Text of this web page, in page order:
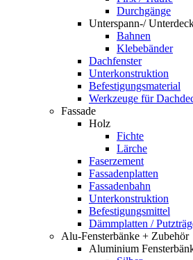
Durchgänge
Unterspann-/
Bahnen
Klebebänder
Dachfenster
Unterkonstruktion
Befestigungsmaterial
Werkzeuge für
Fassade
Holz
Fichte
Lärche
Faserzement
Fassadenplatten
Fassadenbahn
Unterkonstruktion
Befestigungsmittel
Dämmplatten /
Alu-Fensterbänke + Zubehör
Aluminium